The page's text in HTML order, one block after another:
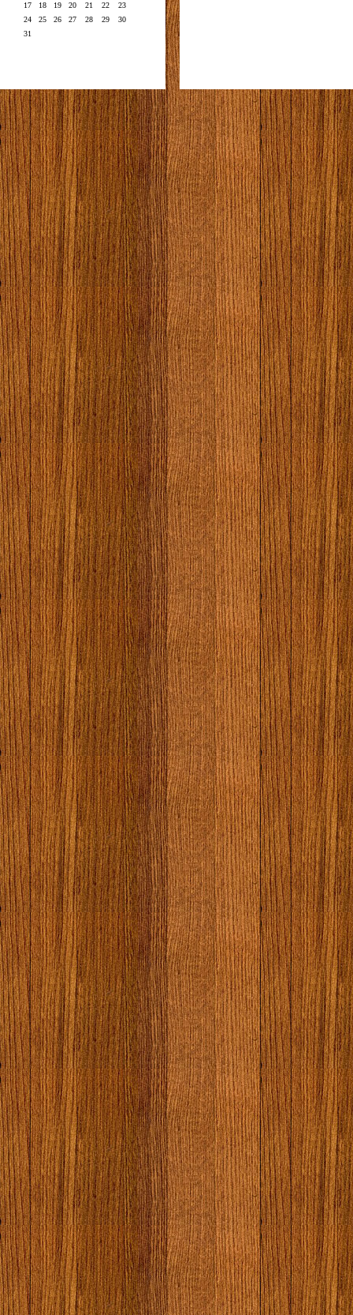
17
18 19 20 21 22
23
24
25 26 27 28 29
30
31